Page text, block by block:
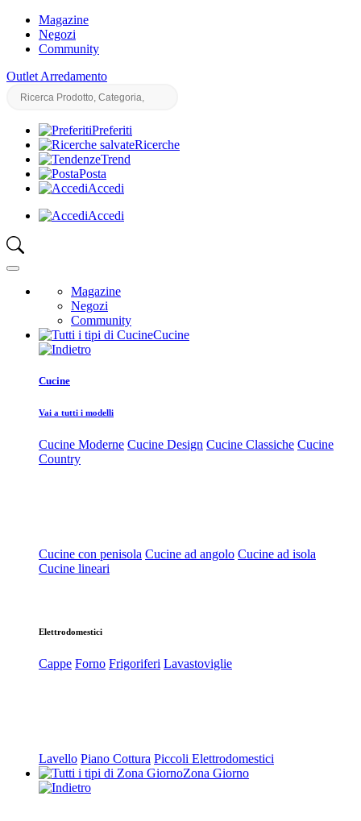
Magazine
Negozi
Community
Outlet Arredamento
Preferiti
Ricerche
Trend
Posta
Accedi
Accedi
Magazine
Negozi
Community
Cucine
Cucine
Vai a tutti i modelli
Cucine Moderne Cucine Design Cucine Classiche Cucine
Country
Cucine con penisola Cucine ad angolo Cucine ad isola
Cucine lineari
Elettrodomestici
Cappe Forno Frigoriferi Lavastoviglie
Lavello Piano Cottura Piccoli Elettrodomestici
Zona Giorno